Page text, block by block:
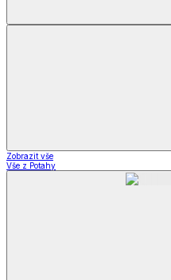
Zobrazit vše
Vše z Potahy